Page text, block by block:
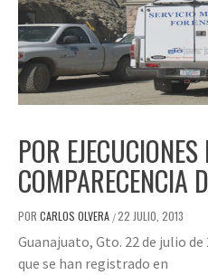
POR
COMPARECENCIA
POR CARLOS OLVERA /22 JULIO, 2013
Guanajuato, Gto. 22 de julio
que se han registrado en